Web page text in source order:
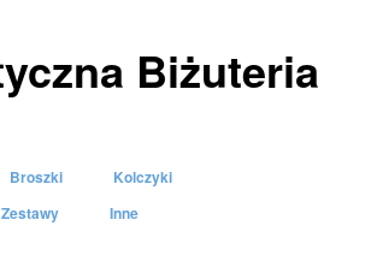
Biżuteria
Broszki
Kolczyki
Zestawy Inne